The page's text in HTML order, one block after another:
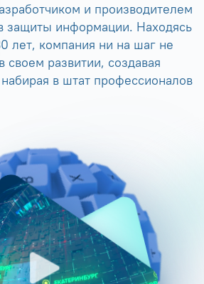
и производителем
защиты информации. Находясь
лет, компания ни на шаг не
своем развитии, создавая
в штат профессионалов